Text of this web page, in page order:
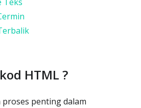
HTML ?
proses penting dalam